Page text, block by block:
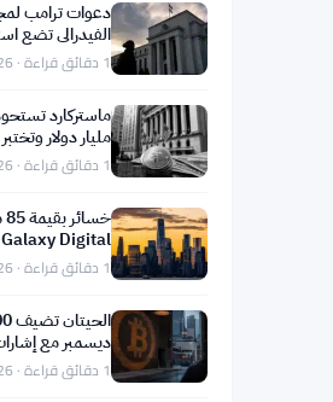
دعوات ترامب
على المحك
1 دقائق قراءة · Aug 6, 2026